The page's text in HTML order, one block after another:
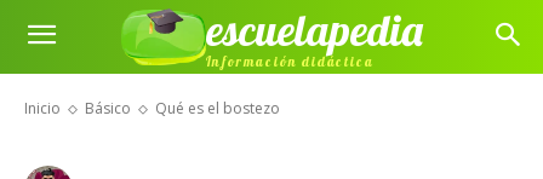
escuelapedia
Información didáctica
Inicio Básico Qué es el bostezo
Qué es el bostezo